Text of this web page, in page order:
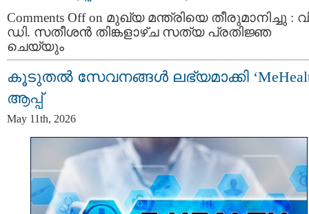
Comments Offon മുഖ്യ മന്ത്രിയെ തീരുമാനിച്ചു :
ഡി. സതീശന്‍ തിങ്കളാഴ്ച സത്യ പ്രതിജ്ഞ
ചെയ്യും
കൂടുതൽ സേവനങ്ങൾ ലഭ്യമാക്കി
ആപ്പ്
May 11th, 2026